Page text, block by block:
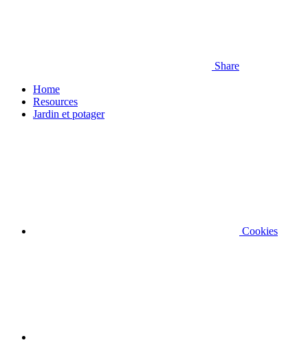
Share
Home
Resources
Jardin et potager
Cookies